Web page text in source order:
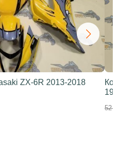
ZX-6R 2013-2018
52